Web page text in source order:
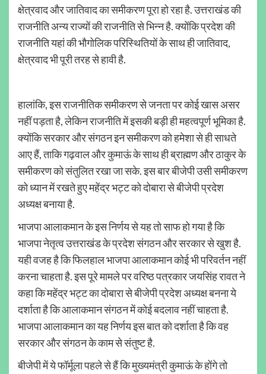
क्षेत्रवाद और जातिवाद का समीकरण पूरा हो रहा है. उत्तराखंड की
राजनीति अन्य राज्यों की राजनीति से भिन्न है. क्योंकि प्रदेश की
राजनीति यहां की भौगोलिक परिस्थितियों के साथ ही जातिवाद,
क्षेत्रवाद भी पूरी तरह से हावी है.
हालांकि, इस राजनीतिक समीकरण से जनता पर कोई खास असर
नहीं पड़ता है, लेकिन राजनीति में इसकी बड़ी ही महत्वपूर्ण भूमिका है.
क्योंकि सरकार और संगठन इन समीकरण को हमेशा से ही साधते
आए हैं, ताकि गढ़वाल और कुमाऊं के साथ ही ब्राह्मण और ठाकुर के
समीकरण को संतुलित रखा जा सके. इस बार बीजेपी उसी समीकरण
को ध्यान में रखते हुए महेंद्र भट्ट को दोबारा से बीजेपी प्रदेश
अध्यक्ष बनाया है.
भाजपा आलाकमान के इस निर्णय से यह तो साफ हो गया है कि
भाजपा नेतृत्व उत्तराखंड के प्रदेश संगठन और सरकार से खुश है.
यही वजह है कि फिलहाल भाजपा आलाकमान कोई भी परिवर्तन नहीं
करना चाहता है. इस पूरे मामले पर वरिष्ठ पत्रकार जयसिंह रावत ने
कहा कि महेंद्र भट्ट का दोबारा से बीजेपी प्रदेश अध्यक्ष बनना ये
दर्शाता है कि आलाकमान संगठन में कोई बदलाव नहीं चाहता है.
भाजपा आलाकमान का यह निर्णय इस बात को दर्शाता है कि वह
सरकार और संगठन के काम से संतुष्ट है.
बीजेपी में ये फॉर्मूला पहले से हैं कि मुख्यमंत्री कुमाऊं के होंगे तो